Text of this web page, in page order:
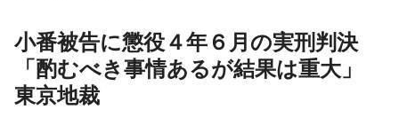
小番被告に懲役４年６月の実刑判決
「酌むべき事情あるが結果は重大」
東京地裁